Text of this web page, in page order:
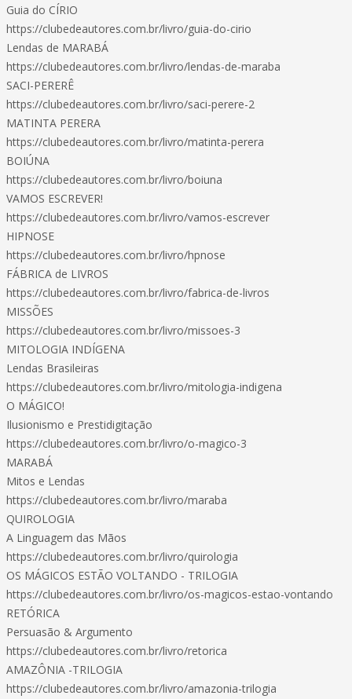
Guia do CÍRIO
https://clubedeautores.com.br/livro/guia-do-cirio
Lendas de MARABÁ
https://clubedeautores.com.br/livro/lendas-de-maraba
SACI-PERERÊ
https://clubedeautores.com.br/livro/saci-perere-2
MATINTA PERERA
https://clubedeautores.com.br/livro/matinta-perera
BOIÚNA
https://clubedeautores.com.br/livro/boiuna
VAMOS ESCREVER!
https://clubedeautores.com.br/livro/vamos-escrever
HIPNOSE
https://clubedeautores.com.br/livro/hpnose
FÁBRICA de LIVROS
https://clubedeautores.com.br/livro/fabrica-de-livros
MISSÕES
https://clubedeautores.com.br/livro/missoes-3
MITOLOGIA INDÍGENA
Lendas Brasileiras
https://clubedeautores.com.br/livro/mitologia-indigena
O MÁGICO!
Ilusionismo e Prestidigitação
https://clubedeautores.com.br/livro/o-magico-3
MARABÁ
Mitos e Lendas
https://clubedeautores.com.br/livro/maraba
QUIROLOGIA
A Linguagem das Mãos
https://clubedeautores.com.br/livro/quirologia
OS MÁGICOS ESTÃO VOLTANDO - TRILOGIA
https://clubedeautores.com.br/livro/os-magicos-estao-vontando
RETÓRICA
Persuasão & Argumento
https://clubedeautores.com.br/livro/retorica
AMAZÔNIA -TRILOGIA
https://clubedeautores.com.br/livro/amazonia-trilogia